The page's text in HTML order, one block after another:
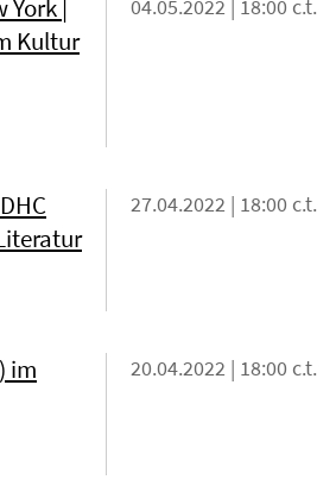
York |
Kultur
04.05.2022 | 18:00 c.t.
27.04.2022 | 18:00 c.t.
im
20.04.2022 | 18:00 c.t.